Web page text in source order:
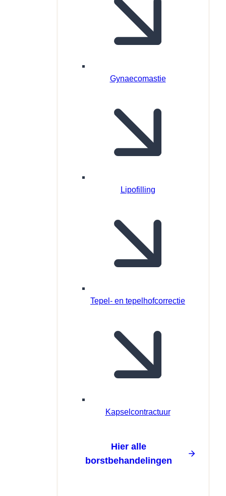
Gynaecomastie
Lipofilling
Tepel- en tepelhofcorrectie
Kapselcontractuur
Hier alle
borstbehandelingen